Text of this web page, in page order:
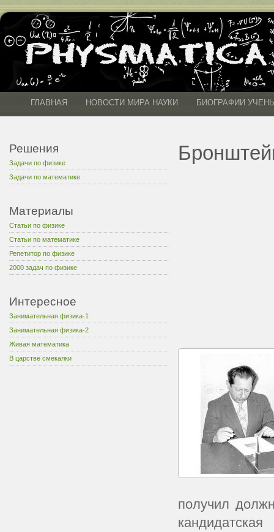
ГЛАВНАЯ НОВОСТИ МИРА НАУКИ БИОГРАФИИ
Решения
Задачи по физике
Задачи по математике
Материалы
Статьи по физике
Статьи по математике
Репетитор по физике
2000 задач по физике
Интересное
Занимательная физика-1
Занимательная физика-2
Живая математика
В царстве смекалки
получил